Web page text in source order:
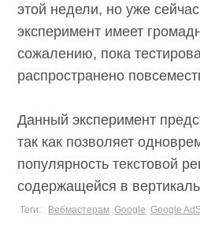
этой недели, но уже
эксперимент имеет
сожалению, пока
распространено
Данный эксперимент
так как позволяет
популярность текстовой
содержащейся в
Теги: Вебмастерам Google Google